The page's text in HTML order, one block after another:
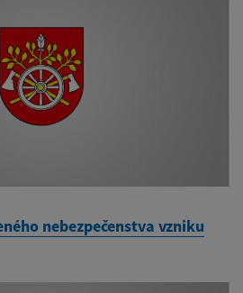
nebezpečenstva vzniku